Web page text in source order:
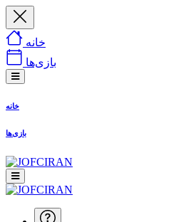
خانه
بازی‌ها
خانه
بازی‌ها